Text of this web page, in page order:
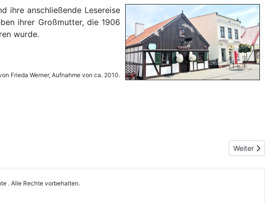
ihre anschließende Lesereise
ihrer Großmutter, die 1906
wurde.
Frieda Werner, Aufnahme von ca. 2010.
Nächster
Weiter
. Alle Rechte vorbehalten.